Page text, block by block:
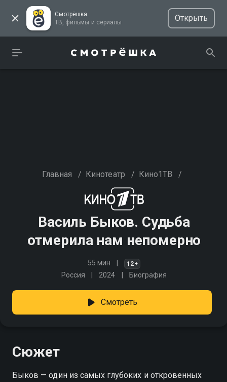
Смотрёшка
ТВ, фильмы и сериалы
Открыть
Главная / Кинотеатр / Кино1ТВ /
Василь Быков. Судьба
отмерила нам непомерно
55 мин 12+
Россия 2024 Биография
Смотреть
Сюжет
Быков — один из самых глубоких и откровенных